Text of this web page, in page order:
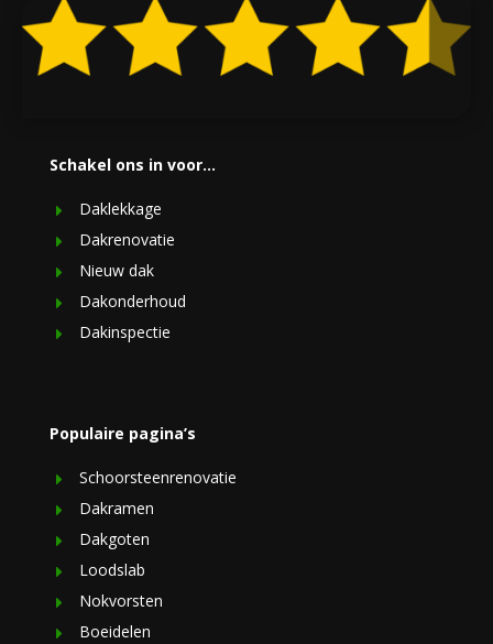
Schakel ons in voor…
Daklekkage
Dakrenovatie
Nieuw dak
Dakonderhoud
Dakinspectie
Populaire pagina’s
Schoorsteenrenovatie
Dakramen
Dakgoten
Loodslab
Nokvorsten
Boeidelen